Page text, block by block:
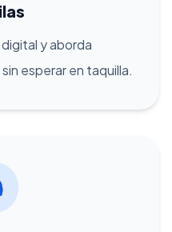
y aborda
esperar en taquilla.